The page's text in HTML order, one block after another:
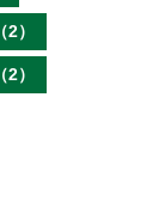
）
）